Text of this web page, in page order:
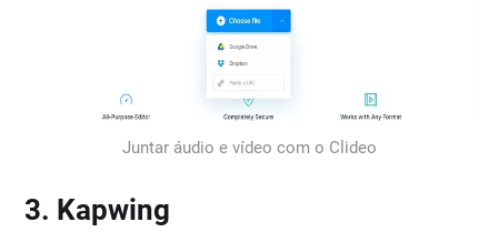
Juntar áudio e vídeo com o Clideo
3. Kapwing